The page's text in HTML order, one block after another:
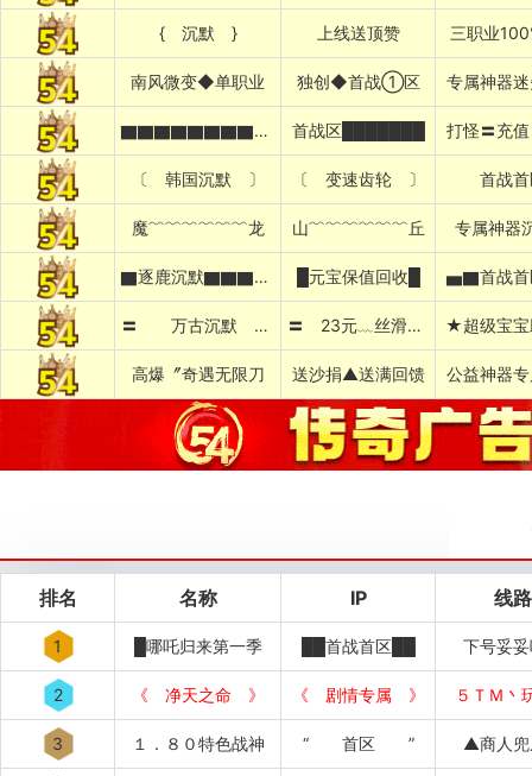
{ 沉默 } 上线送顶赞 三职业
南风微变◆单职业 独创◆首战①区 专属神器
▇▇▇▇▇▇▇▇▇▇新沉默 首战区███████ 打怪〓充
〔 韩国沉默 〕 〔 变速齿轮 〕 首战
魔﹌﹌﹌﹌﹌﹌龙 山﹌﹌﹌﹌﹌﹌丘 专属神器
▇逐鹿沉默▇▇▇▇▇▇▇▇▇▇ █元宝保值回收█ ▅▇首战
〓 万古沉默 〓 〓 23元﹏丝滑通关 〓 ★超级宝
高爆〞奇遇无限刀 送沙捐▲送满回馈 公益神器
排名 名称 IP 线路
1 █哪吒归来第一季 ██首战首区██ 下号妥
2 《 净天之命 》 《 剧情专属 》 ５ＴＭ丶
3 １．８０特色战神 “ 首区 ” ▲商人